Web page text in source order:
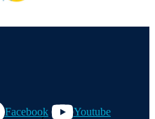
Facebook Youtube